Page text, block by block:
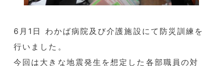
6月1日 わかば病院及び介護施設にて防災訓練を
行いました。
今回は大きな地震発生を想定した各部職員の対